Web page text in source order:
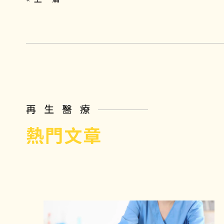
再生醫療
熱門文章